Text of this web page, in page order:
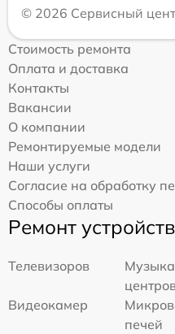
© 2026 Сервисный
Стоимость ремонта
Оплата и доставка
Контакты
Вакансии
О компании
Ремонтируемые модели
Наши услуги
Согласие на обработку
Способы оплаты
Ремонт устройств
Телевизоров
Видеокамер
печей